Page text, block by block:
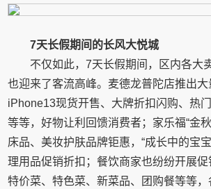
7天长假期间的长风大悦城
不仅如此，7天长假期间，区内各大
也迎来了客流高峰。麦德龙普陀店推出大
iPhone13现货开售、大牌折扣闪购、热
等等，好物让利回馈消费者；家乐福“金
床品、美妆护肤品牌钜惠，“成长中的宝
理用品促销折扣；餐饮商家也纷纷开展
特价菜、特色菜、新菜品、团购餐等等